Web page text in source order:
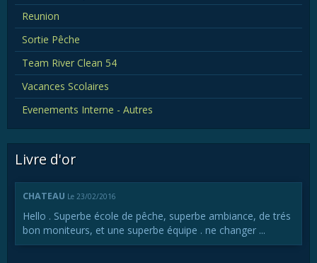
Reunion
Sortie Pêche
Team River Clean 54
Vacances Scolaires
Evenements Interne - Autres
Livre d'or
CHATEAU Le 23/02/2016
Hello . Superbe école de pêche, superbe ambiance, de trés
bon moniteurs, et une superbe équipe . ne changer ...